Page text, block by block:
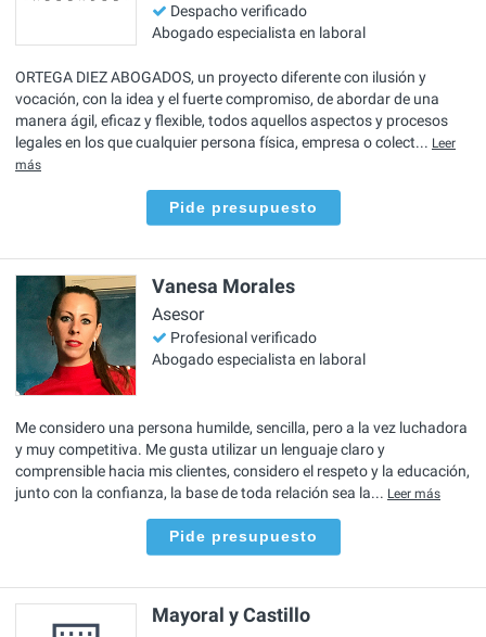
Despacho verificado
Abogado especialista en laboral
ORTEGA DIEZ ABOGADOS, un proyecto diferente con ilusión y
vocación, con la idea y el fuerte compromiso, de abordar de una
manera ágil, eficaz y flexible, todos aquellos aspectos y procesos
legales en los que cualquier persona física, empresa o colect... Leer
más
Pide presupuesto
Vanesa Morales
Asesor
Profesional verificado
Abogado especialista en laboral
Me considero una persona humilde, sencilla, pero a la vez luchadora
y muy competitiva. Me gusta utilizar un lenguaje claro y
comprensible hacia mis clientes, considero el respeto y la educación,
junto con la confianza, la base de toda relación sea la... Leer más
Pide presupuesto
Mayoral y Castillo